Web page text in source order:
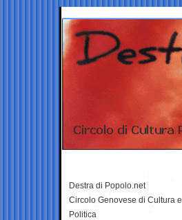
Destra di Popolo.net
Circolo Genovese di Cultura e
Politica